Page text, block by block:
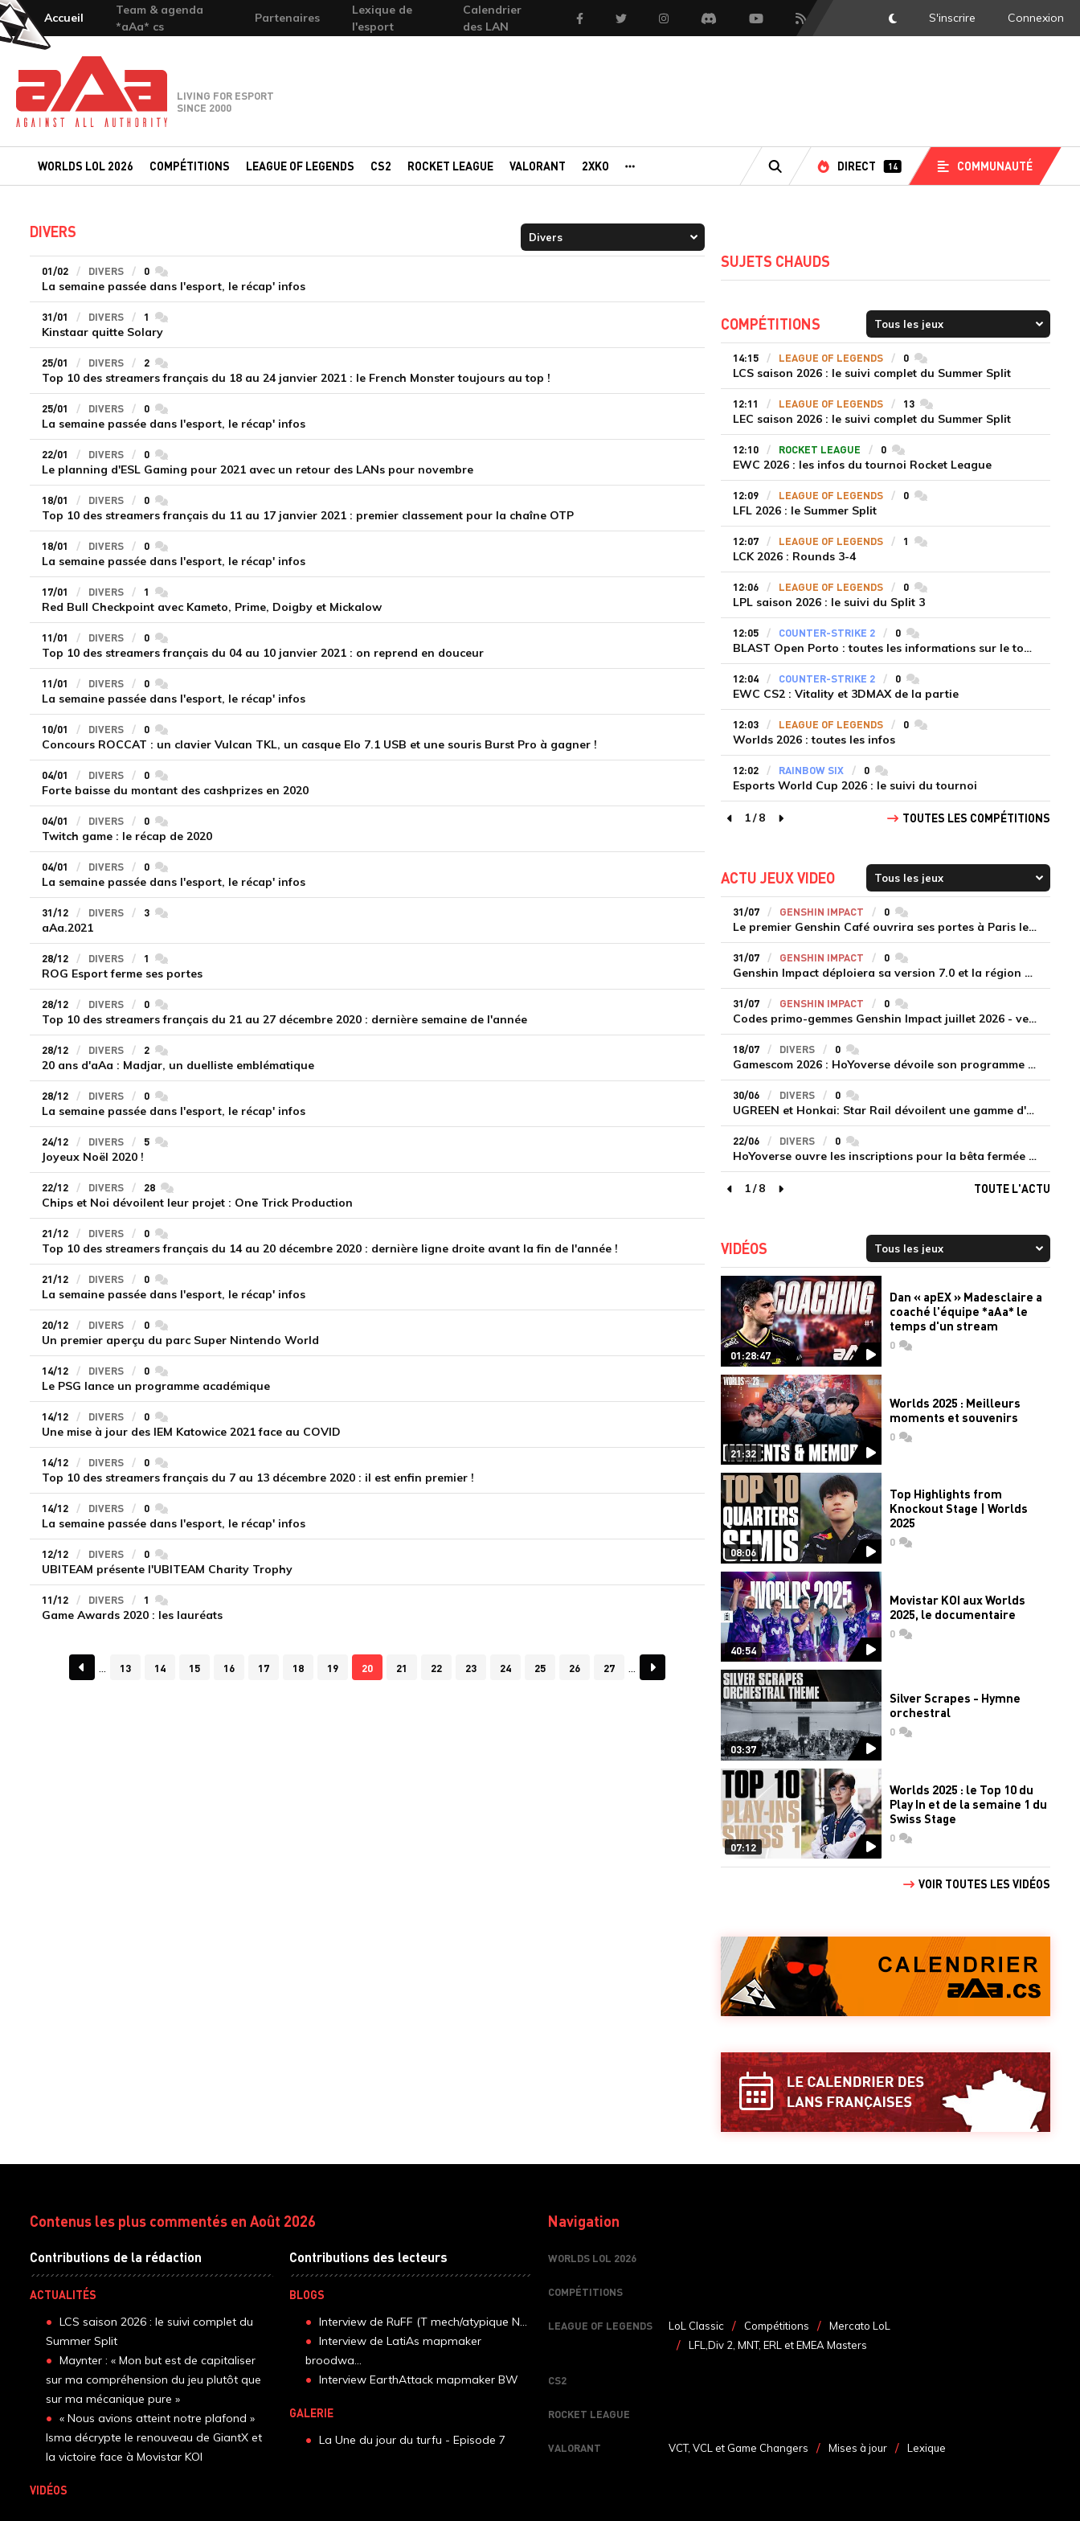
Accueil
Team & agenda
*aAa* cs
Partenaires
Lexique de
l'esport
Calendrier
des LAN
FacebookTwitter InstagramDiscord YoutubeFlux RSS DarkMode
S'inscrire Connexion
Team-aAa - against All authority
LIVING FOR ESPORT
SINCE 2000
WORLDS LOL 2026 COMPÉTITIONS LEAGUE OF LEGENDS CS2 ROCKET LEAGUE VALORANT 2XKO
RECHERCHE
DIRECT 14 COMMUNAUTÉ
DIVERS
01/02 DIVERS 0 commentaires
La semaine passée dans l'esport, le récap' infos
31/01 DIVERS 1 commentaires
Kinstaar quitte Solary
25/01 DIVERS 2 commentaires
Top 10 des streamers français du 18 au 24 janvier 2021 : le French Monster toujours au top !
25/01 DIVERS 0 commentaires
La semaine passée dans l'esport, le récap' infos
22/01 DIVERS 0 commentaires
Le planning d'ESL Gaming pour 2021 avec un retour des LANs pour novembre
18/01 DIVERS 0 commentaires
Top 10 des streamers français du 11 au 17 janvier 2021 : premier classement pour la chaîne OTP
18/01 DIVERS 0 commentaires
La semaine passée dans l'esport, le récap' infos
17/01 DIVERS 1 commentaires
Red Bull Checkpoint avec Kameto, Prime, Doigby et Mickalow
11/01 DIVERS 0 commentaires
Top 10 des streamers français du 04 au 10 janvier 2021 : on reprend en douceur
11/01 DIVERS 0 commentaires
La semaine passée dans l'esport, le récap' infos
10/01 DIVERS 0 commentaires
Concours ROCCAT : un clavier Vulcan TKL, un casque Elo 7.1 USB et une souris Burst Pro à gagner !
04/01 DIVERS 0 commentaires
Forte baisse du montant des cashprizes en 2020
04/01 DIVERS 0 commentaires
Twitch game : le récap de 2020
04/01 DIVERS 0 commentaires
La semaine passée dans l'esport, le récap' infos
31/12 DIVERS 3 commentaires
aAa.2021
28/12 DIVERS 1 commentaires
ROG Esport ferme ses portes
28/12 DIVERS 0 commentaires
Top 10 des streamers français du 21 au 27 décembre 2020 : dernière semaine de l'année
28/12 DIVERS 2 commentaires
20 ans d'aAa : Madjar, un duelliste emblématique
28/12 DIVERS 0 commentaires
La semaine passée dans l'esport, le récap' infos
24/12 DIVERS 5 commentaires
Joyeux Noël 2020 !
22/12 DIVERS 28 commentaires
Chips et Noi dévoilent leur projet : One Trick Production
21/12 DIVERS 0 commentaires
Top 10 des streamers français du 14 au 20 décembre 2020 : dernière ligne droite avant la fin de l'année !
21/12 DIVERS 0 commentaires
La semaine passée dans l'esport, le récap' infos
20/12 DIVERS 0 commentaires
Un premier aperçu du parc Super Nintendo World
14/12 DIVERS 0 commentaires
Le PSG lance un programme académique
14/12 DIVERS 0 commentaires
Une mise à jour des IEM Katowice 2021 face au COVID
14/12 DIVERS 0 commentaires
Top 10 des streamers français du 7 au 13 décembre 2020 : il est enfin premier !
14/12 DIVERS 0 commentaires
La semaine passée dans l'esport, le récap' infos
12/12 DIVERS 0 commentaires
UBITEAM présente l'UBITEAM Charity Trophy
11/12 DIVERS 1 commentaires
Game Awards 2020 : les lauréats
13 14 15 16 17 18 19 20 21 22 23 24 25 26 27
SUJETS CHAUDS
COMPÉTITIONS
14:15 LEAGUE OF LEGENDS 0commentaires
LCS saison 2026 : le suivi complet du Summer Split
12:11 LEAGUE OF LEGENDS 13commentaires
LEC saison 2026 : le suivi complet du Summer Split
12:10 ROCKET LEAGUE 0commentaires
EWC 2026 : les infos du tournoi Rocket League
12:09 LEAGUE OF LEGENDS 0commentaires
LFL 2026 : le Summer Split
12:07 LEAGUE OF LEGENDS 1 commentaires
LCK 2026 : Rounds 3-4
12:06 LEAGUE OF LEGENDS 0commentaires
LPL saison 2026 : le suivi du Split 3
12:05 COUNTER-STRIKE 2 0commentaires
BLAST Open Porto : toutes les informations sur le tournoi
12:04 COUNTER-STRIKE 2 0commentaires
EWC CS2 : Vitality et 3DMAX de la partie
12:03 LEAGUE OF LEGENDS 0commentaires
Worlds 2026 : toutes les infos
12:02 RAINBOW SIX 0commentaires
Esports World Cup 2026 : le suivi du tournoi
page précédente
1/8
page suivante
TOUTES LES COMPÉTITIONS
ACTU JEUX VIDEO
31/07 GENSHIN IMPACT 0commentaires
Le premier Genshin Café ouvrira ses portes à Paris le 14 août
31/07 GENSHIN IMPACT 0commentaires
Genshin Impact déploiera sa version 7.0 et la région de Snezhnaya le 12 août
31/07 GENSHIN IMPACT 0commentaires
Codes primo-gemmes Genshin Impact juillet 2026 - version 7.0
18/07 DIVERS 0commentaires
Gamescom 2026 : HoYoverse dévoile son programme et présente deux nouveaux jeux inédits
30/06 DIVERS 0commentaires
UGREEN et Honkai: Star Rail dévoilent une gamme d'accessoires de recharge en édition limitée
22/06 DIVERS 0commentaires
HoYoverse ouvre les inscriptions pour la bêta fermée de Honkai : Nexus Anima
page précédente
1/8
page suivante
TOUTE L'ACTU
VIDÉOS
01:28:47
Dan « apEX » Madesclaire a
coaché l'équipe *aAa* le
temps d'un stream
0commentaires
21:32
Worlds 2025 : Meilleurs
moments et souvenirs
0commentaires
08:06
Top Highlights from
Knockout Stage | Worlds
2025
0commentaires
40:54
Movistar KOI aux Worlds
2025, le documentaire
0commentaires
03:37
Silver Scrapes - Hymne
orchestral
0commentaires
07:12
Worlds 2025 : le Top 10 du
Play In et de la semaine 1 du
Swiss Stage
0commentaires
VOIR TOUTES LES VIDÉOS
Contenus les plus commentés en Août 2026
Contributions de la rédaction
ACTUALITÉS
LCS saison 2026 : le suivi complet du
Summer Split
Maynter : « Mon but est de capitaliser
sur ma compréhension du jeu plutôt que
sur ma mécanique pure »
« Nous avions atteint notre plafond »
Isma décrypte le renouveau de GiantX et
la victoire face à Movistar KOI
VIDÉOS
Contributions des lecteurs
BLOGS
Interview de RuFF (T mech/atypique N...
Interview de LatiAs mapmaker
broodwa...
Interview EarthAttack mapmaker BW
GALERIE
La Une du jour du turfu - Episode 7
Navigation
WORLDS LOL 2026
COMPÉTITIONS
LEAGUE OF LEGENDS LoL Classic Compétitions
Mercato LoL
LFL,Div 2, MNT, ERL et EMEA Masters
CS2
ROCKET LEAGUE
VALORANT VCT, VCL et Game Changers Mises à jour Lexique